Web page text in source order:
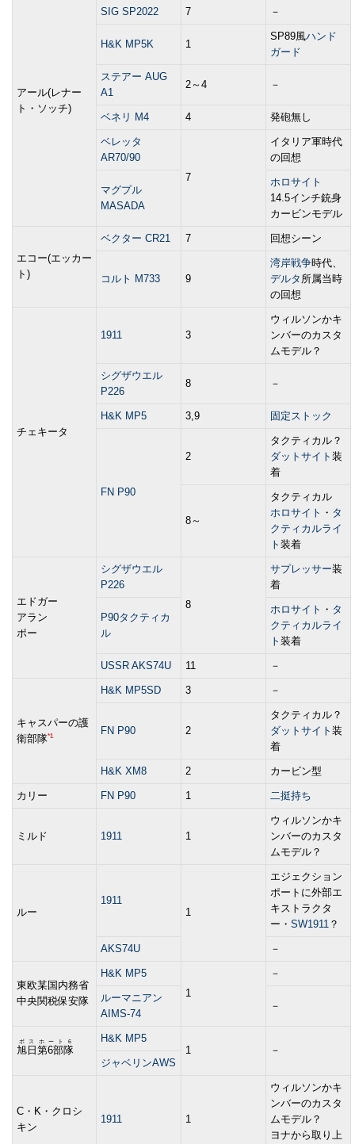
アール(レナー
ト・ソッチ)
SIG SP2022 7 －
H&K MP5K 1
SP89風ハンド
ガード
ステアー AUG
A1
2～4 －
ベネリ M4 4 発砲無し
ベレッタ
AR70/90
7
イタリア軍時代
の回想
マグプル
MASADA
ホロサイト
14.5インチ銃身
カービンモデル
エコー(エッカー
ト)
ベクター CR21 7 回想シーン
コルト M733 9
湾岸戦争時代、
デルタ 所属当時
の回想
チェキータ
1911 3
ウィルソンかキ
ンバーのカスタ
ムモデル？
シグザウエル
P226
8 －
H&K MP5 3,9 固定ストック
FN P90
2
タクティカル？
ダットサイト 装
着
8～
タクティカル
ホロサイト ・ タ
クティカルライ
ト 装着
エドガー
アラン
ポー
シグザウエル
P226
8
サプレッサー装
着
P90タクティカ
ル
ホロサイト ・ タ
クティカルライ
ト 装着
USSR AKS74U 11 －
キャスパーの護
衛部隊*1
H&K MP5SD 3 －
FN P90 2
タクティカル？
ダットサイト 装
着
H&K XM8 2 カービン型
カリー FN P90 1 二挺持ち
ミルド 1911 1
ウィルソンかキ
ンバーのカスタ
ムモデル？
ルー
1911
1
エジェクション
ポートに外部エ
キストラクタ
ー・ SW1911 ？
AKS74U －
東欧某国内務省
中央関税保安隊
H&K MP5
1
－
ルーマニアン
AIMS-74
－
旭日第6部隊
ボスホート6
H&K MP5
1
－
ジャベリンAWS
C・K・クロシ
キン
1911 1
ウィルソンかキ
ンバーのカスタ
ムモデル？
ヨナから取り上